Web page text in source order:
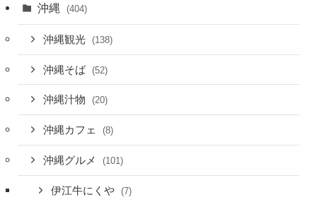
沖縄 (404)
沖縄観光 (138)
沖縄そば (52)
沖縄汁物 (20)
沖縄カフェ (8)
沖縄グルメ (101)
伊江牛にくや (7)